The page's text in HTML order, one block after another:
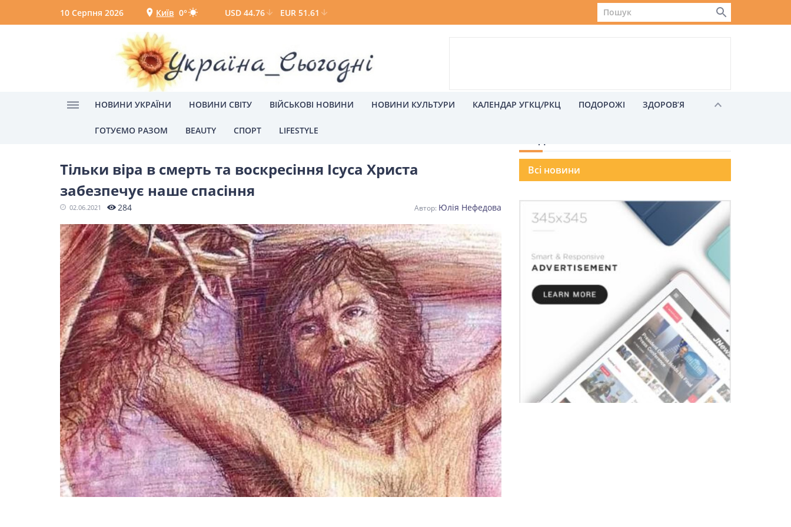
10 Серпня 2026 Київ 0°
Київ
USD 44.76 EUR 51.61
НОВИНИ УКРАЇНИ НОВИНИ СВІТУ ВІЙСЬКОВІ НОВИНИ НОВИНИ КУЛЬТУРИ КАЛЕНДАР УГКЦ/РКЦ ПОДОРОЖІ ЗДОРОВ’Я
ГОТУЄМО РАЗОМ BEAUTY СПОРТ LIFESTYLE
Головні новини Політика Київ Львів
Одеса
НОВИНИ СВІТУ
ВІЙСЬКОВІ НОВИНИ
НОВИНИ КУЛЬТУРИ
КАЛЕНДАР УГКЦ/РКЦ
Літургійні читання УГКЦ
ПОДОРОЖІ
Тільки віра в смерть та воскресіння Ісуса Христа
забезпечує наше спасіння
02.06.2021 284 Юлія Нефедова
Всі новини